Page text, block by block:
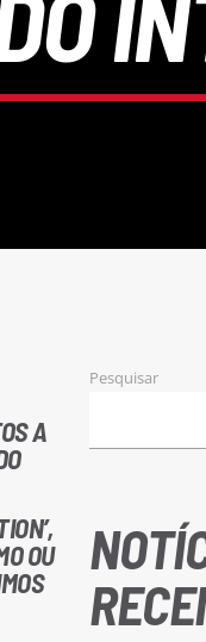
A
OU
Pesquisar